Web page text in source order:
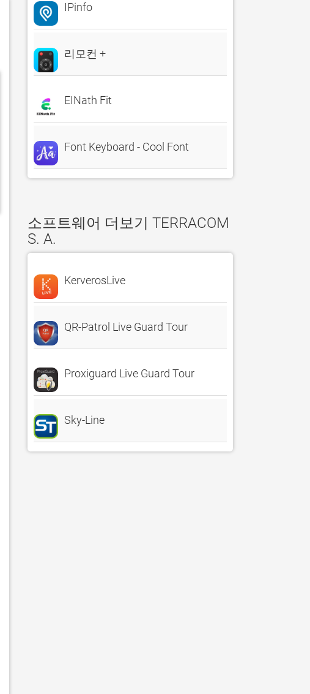
IPinfo
리모컨 +
EINath Fit
Font Keyboard - Cool Font
소프트웨어 더보기 TERRACOM
S. A.
KerverosLive
QR-Patrol Live Guard Tour
Proxiguard Live Guard Tour
Sky-Line